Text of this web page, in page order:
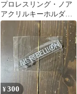
プロレスリング・ノア
アクリルキーホルダー
2種セットHAYATA YO-
HEY
¥300